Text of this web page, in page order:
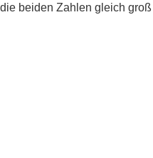
beiden Zahlen gleich